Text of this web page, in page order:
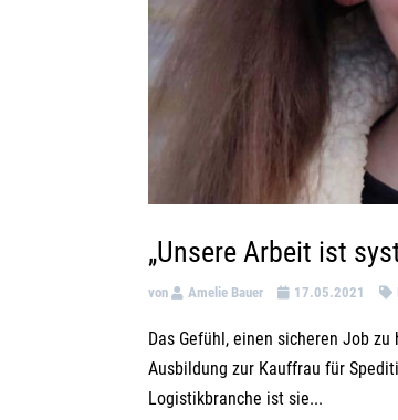
„Unsere Arbeit ist
von Amelie Bauer 17.05.2021
Das Gefühl, einen sicheren Job
Ausbildung zur Kauffrau für
Logistikbranche ist sie...